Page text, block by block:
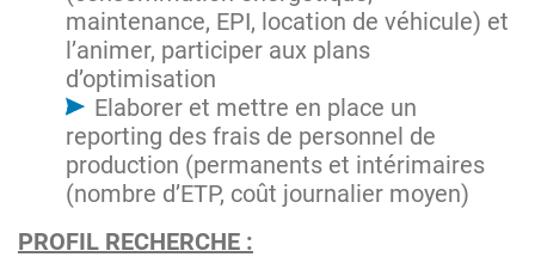
maintenance, EPI, location de véhicule) et
l’animer, participer aux plans
d’optimisation
Elaborer et mettre en place un
reporting des frais de personnel de
production (permanents et intérimaires
(nombre d’ETP, coût journalier moyen)
PROFIL RECHERCHE :